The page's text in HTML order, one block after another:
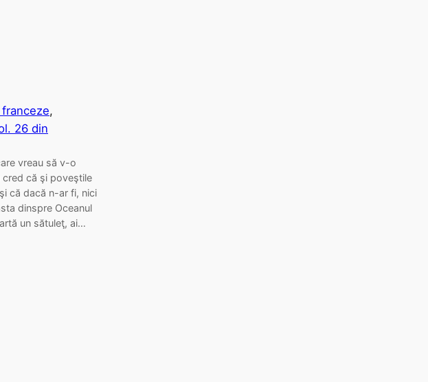
26 din
vreau să v-o
cred că şi poveştile
că dacă n-ar fi, nici
dinspre Oceanul
un sătuleţ, ai…